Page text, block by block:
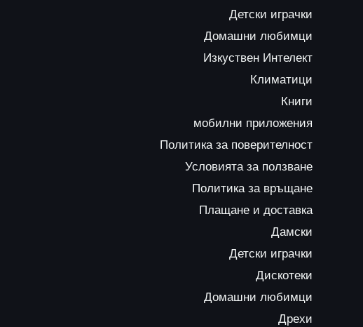
Детски играчки
Домашни любимци
Изкуствен Интелект
Климатици
Книги
мобилни приложения
Политика за поверителност
Условията за ползване
Политика за връщане
Плащане и доставка
Дамски
Детски играчки
Дискотеки
Домашни любимци
Дрехи